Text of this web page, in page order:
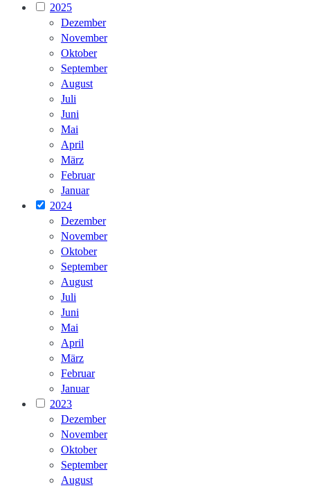
2025
Dezember
November
Oktober
September
August
Juli
Juni
Mai
April
März
Februar
Januar
2024
Dezember
November
Oktober
September
August
Juli
Juni
Mai
April
März
Februar
Januar
2023
Dezember
November
Oktober
September
August